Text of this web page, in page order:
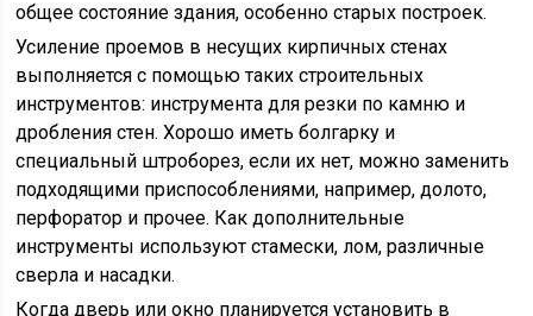
общее состояние здания, особенно старых построек.
Усиление проемов в несущих кирпичных стенах
выполняется с помощью таких строительных
инструментов: инструмента для резки по камню и
дробления стен. Хорошо иметь болгарку и
специальный штроборез, если их нет, можно заменить
подходящими приспособлениями, например, долото,
перфоратор и прочее. Как дополнительные
инструменты используют стамески, лом, различные
сверла и насадки.
Когда дверь или окно планируется установить в